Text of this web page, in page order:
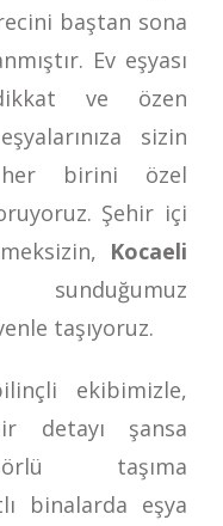
baştan sona
Ev eşyası
dikkat ve özen
sizin
birini özel
Şehir içi
Kocaeli
sunduğumuz
taşıyoruz.
ekibimizle,
detayı şansa
taşıma
binalarda eşya